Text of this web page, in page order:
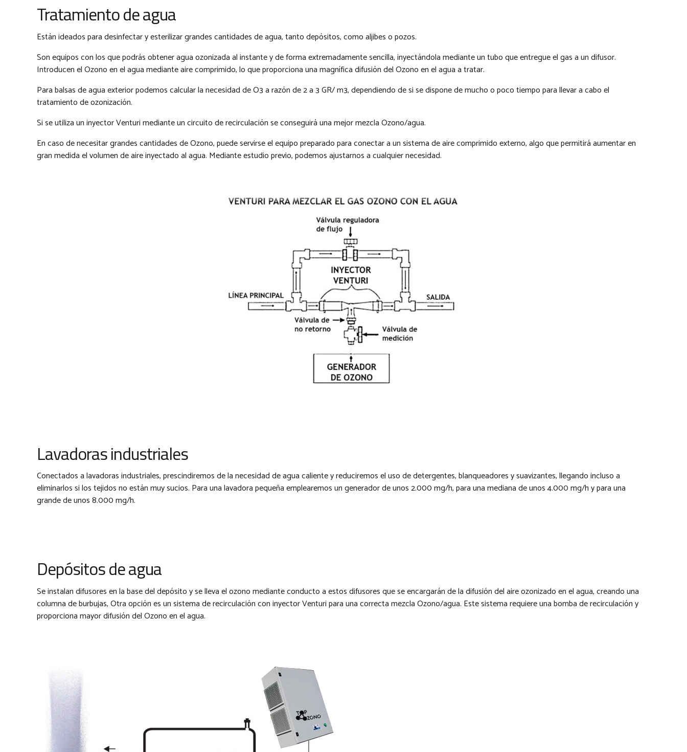
Tratamiento de agua
Están ideados para desinfectar y esterilizar grandes cantidades de agua, tanto depósitos, como aljibes o pozos.
Son equipos con los que podrás obtener agua ozonizada al instante y de forma extremadamente sencilla, inyectándola mediante un tubo que entregue el gas a un difusor.
Introducen el Ozono en el agua mediante aire comprimido, lo que proporciona una magnífica difusión del Ozono en el agua a tratar.
Para balsas de agua exterior podemos calcular la necesidad de O3 a razón de 2 a 3 GR/ m3, dependiendo de si se dispone de mucho o poco tiempo para llevar a cabo el
tratamiento de ozonización.
Si se utiliza un inyector Venturi mediante un circuito de recirculación se conseguirá una mejor mezcla Ozono/agua.
En caso de necesitar grandes cantidades de Ozono, puede servirse el equipo preparado para conectar a un sistema de aire comprimido externo, algo que permitirá aumentar en
gran medida el volumen de aire inyectado al agua. Mediante estudio previo, podemos ajustarnos a cualquier necesidad.
Lavadoras industriales
Conectados a lavadoras industriales, prescindiremos de la necesidad de agua caliente y reduciremos el uso de detergentes, blanqueadores y suavizantes, llegando incluso a
eliminarlos si los tejidos no están muy sucios. Para una lavadora pequeña emplearemos un generador de unos 2.000 mg/h, para una mediana de unos 4.000 mg/h y para una
grande de unos 8.000 mg/h.
Depósitos de agua
Se instalan difusores en la base del depósito y se lleva el ozono mediante conducto a estos difusores que se encargarán de la difusión del aire ozonizado en el agua, creando una
columna de burbujas, Otra opción es un sistema de recirculación con inyector Venturi para una correcta mezcla Ozono/agua. Este sistema requiere una bomba de recirculación y
proporciona mayor difusión del Ozono en el agua.